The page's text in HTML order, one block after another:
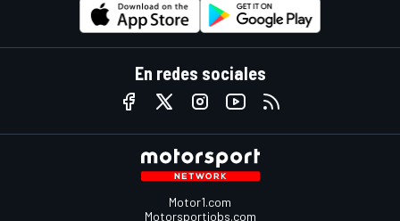
En redes sociales
Motor1.com
Motorsportjobs.com